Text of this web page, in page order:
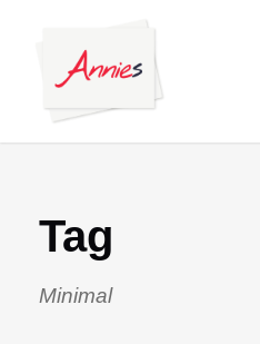
Tag
Minimal